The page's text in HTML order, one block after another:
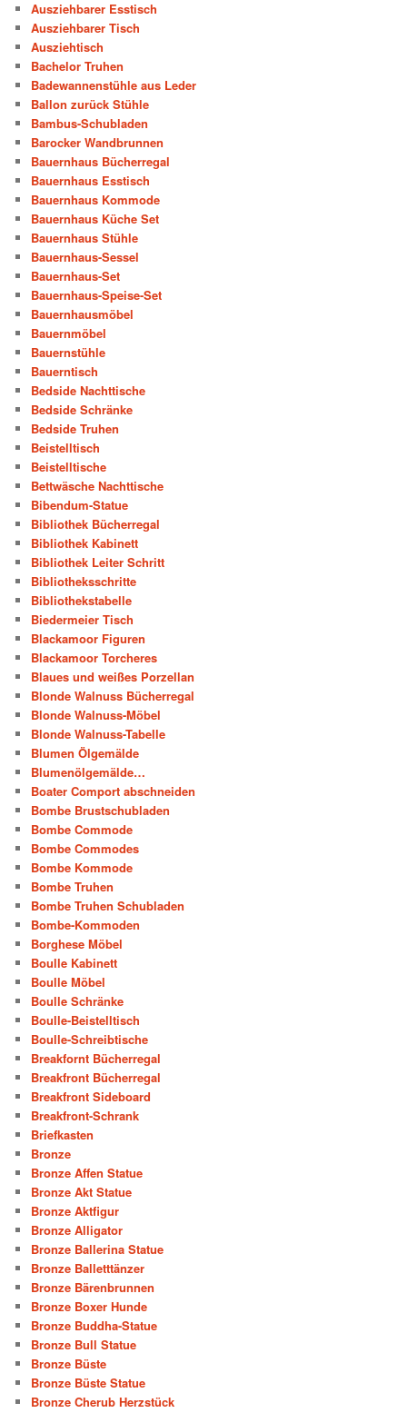
Ausziehbarer Esstisch
Ausziehbarer Tisch
Ausziehtisch
Bachelor Truhen
Badewannenstühle aus Leder
Ballon zurück Stühle
Bambus-Schubladen
Barocker Wandbrunnen
Bauernhaus Bücherregal
Bauernhaus Esstisch
Bauernhaus Kommode
Bauernhaus Küche Set
Bauernhaus Stühle
Bauernhaus-Sessel
Bauernhaus-Set
Bauernhaus-Speise-Set
Bauernhausmöbel
Bauernmöbel
Bauernstühle
Bauerntisch
Bedside Nachttische
Bedside Schränke
Bedside Truhen
Beistelltisch
Beistelltische
Bettwäsche Nachttische
Bibendum-Statue
Bibliothek Bücherregal
Bibliothek Kabinett
Bibliothek Leiter Schritt
Bibliotheksschritte
Bibliothekstabelle
Biedermeier Tisch
Blackamoor Figuren
Blackamoor Torcheres
Blaues und weißes Porzellan
Blonde Walnuss Bücherregal
Blonde Walnuss-Möbel
Blonde Walnuss-Tabelle
Blumen Ölgemälde
Blumenölgemälde…
Boater Comport abschneiden
Bombe Brustschubladen
Bombe Commode
Bombe Commodes
Bombe Kommode
Bombe Truhen
Bombe Truhen Schubladen
Bombe-Kommoden
Borghese Möbel
Boulle Kabinett
Boulle Möbel
Boulle Schränke
Boulle-Beistelltisch
Boulle-Schreibtische
Breakfornt Bücherregal
Breakfront Bücherregal
Breakfront Sideboard
Breakfront-Schrank
Briefkasten
Bronze
Bronze Affen Statue
Bronze Akt Statue
Bronze Aktfigur
Bronze Alligator
Bronze Ballerina Statue
Bronze Balletttänzer
Bronze Bärenbrunnen
Bronze Boxer Hunde
Bronze Buddha-Statue
Bronze Bull Statue
Bronze Büste
Bronze Büste Statue
Bronze Cherub Herzstück